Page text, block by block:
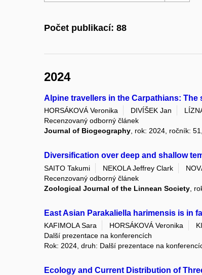
Počet publikací: 88
2024
Alpine travellers in the Carpathians:
HORSÁKOVÁ Veronika DIVÍŠEK Jan
Recenzovaný odborný článek
Journal of Biogeography, rok: 2024, ročník:
Diversification over deep and shallow
SAITO Takumi NEKOLA Jeffrey Clark
Recenzovaný odborný článek
Zoological Journal of the Linnean Society ,
East Asian Parakaliella harimensis is in
KAFIMOLA Sara HORSÁKOVÁ Veronika
Další prezentace na konferencích
Rok: 2024, druh: Další prezentace na
Ecology and Current Distribution of